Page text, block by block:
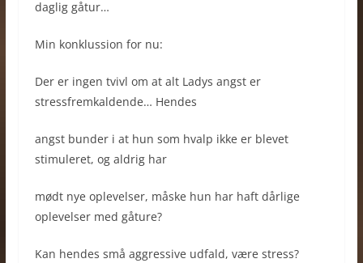
daglig gåtur…
Min konklussion for nu:
Der er ingen tvivl om at alt Ladys angst er
stressfremkaldende… Hendes
angst bunder i at hun som hvalp ikke er blevet
stimuleret, og aldrig har
mødt nye oplevelser, måske hun har haft dårlige
oplevelser med gåture?
Kan hendes små aggressive udfald, være stress?